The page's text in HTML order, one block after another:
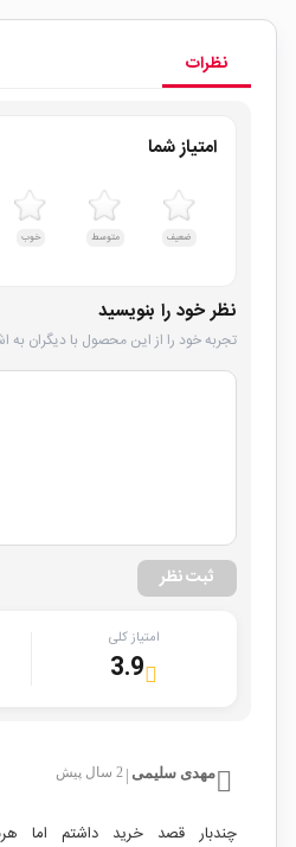
نظرات
امتیاز شما
ضعیف متوسط خوب
نظر خود را بنویسید
تجربه خود را از این محصول با دیگران به
ثبت نظر
امتیاز کلی
3.9
مهدی سلیمی 2 سال پیش
چندبار قصد خرید داشتم اما